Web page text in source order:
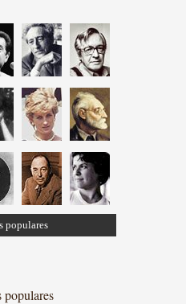
populares
populares